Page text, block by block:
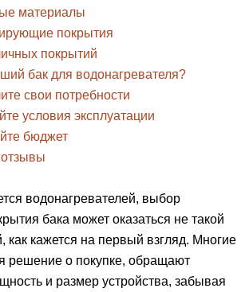
материалы
покрытия
покрытий
бак для водонагревателя?
свои потребности
условия эксплуатации
бюджет
водонагревателей, выбор
бака может оказаться не такой
как кажется на первый взгляд. Многие
решение о покупке, обращают
и размер устройства, забывая